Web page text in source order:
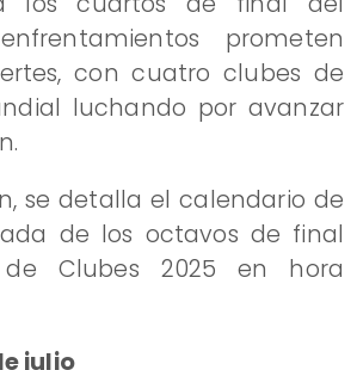
prometen
con cuatro clubes de
luchando por avanzar
se detalla el calendario de
de los octavos de final
Clubes 2025 en hora
julio